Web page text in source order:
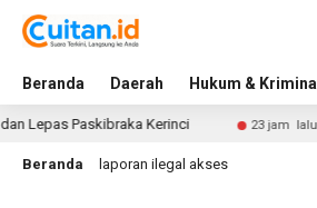
Beranda Daerah Hukum & Kriminal
Lepas Paskibraka Kerinci 23 jam lalu
Beranda laporan ilegal akses